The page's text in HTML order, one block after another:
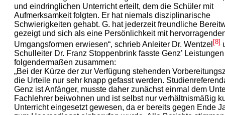
und eindringlichen Unterricht erteilt, dem die Schüler mit
Aufmerksamkeit folgten. Er hat niemals disziplinarische
Schwierigkeiten gehabt. G. hat jederzeit freundliche
gezeigt und sich als eine Persönlichkeit mit
Umgangsformen erwiesen“, schrieb Anleiter Dr. Wentzel [8]
Schulleiter Dr. Franz Stoppenbrink fasste Genz’ Leistungen
folgendermaßen zusammen:
„Bei der Kürze der zur Verfügung stehenden
die Urteile nur sehr knapp gefasst werden.
Genz ist Anfänger, musste daher zunächst einmal dem
Fachlehrer beiwohnen und ist selbst nur verhältnismäßig
Unterricht eingesetzt gewesen, da er bereits gegen Ende